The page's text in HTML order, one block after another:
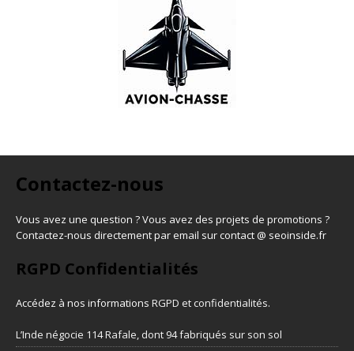
Contactez-nous
Vous avez une question ? Vous avez des projets de promotions ?
Contactez-nous directement par email sur contact @ seoinside.fr
RGPD Confidentialités
Accédez à nos informations RGPD et confidentialités.
L’Inde négocie 114 Rafale, dont 94 fabriqués sur son sol